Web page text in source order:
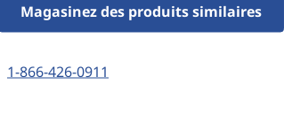
Magasinez des produits similaires
1-866-426-0911